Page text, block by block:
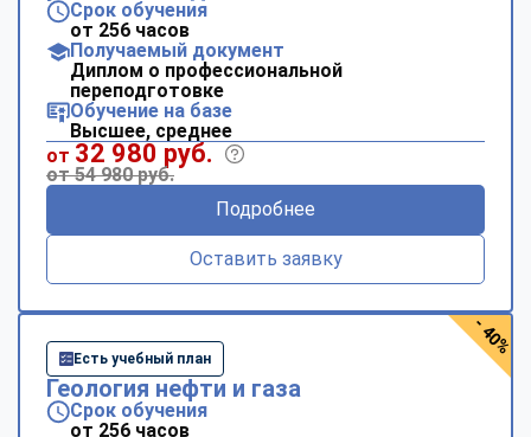
Срок обучения
от 256 часов
Получаемый документ
Диплом о профессиональной
переподготовке
Обучение на базе
Высшее, среднее
от 32 980 руб.
от 54 980 руб.
Подробнее
Оставить заявку
Есть учебный план
Геология нефти и газа
Срок обучения
от 256 часов
- 40%